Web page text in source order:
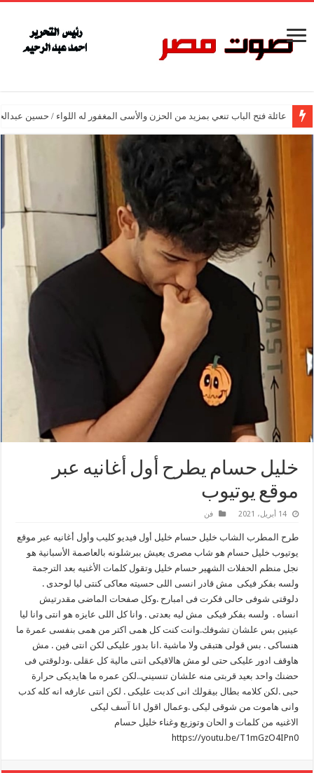
عائلة فتح الباب تنعي بمزيد من الحزن والأسى المغفور له اللواء / حسين
خليل حسام يطرح أول أغانيه عبر
موقع يوتيوب
14 أبريل، 2021 فن
طرح المطرب الشاب خليل حسام خليل أول فيديو كليب وأول أغانيه عبر موقع
يوتيوب خليل حسام هو شاب مصرى يعيش ببرشلونه بالعاصمة الأسبانية هو
نجل منظم الحفلات الشهير حسام خليل وتقول كلمات الأغنيه بعد الترجمة
ولسه بفكر فيكى مش قادر انسى اللى حسيته معاكى كنتى ليا لوحدى .
دلوقتى شوفى حالى فكرت فى امبارح .وكل صفحات الماضى مقدرتيش
انساه . ولسه بفكر فيكى مش ليه بعدتى . وانا كل اللى عايزه هو انتى وانا ليا
عينين بس علشان تشوفك.وانت كنت كل همى اكتر من همى بنفسى عمرة ما
هنساكى . بس قولى هتبقى ولا ماشية .انا بدور عليكى لكن انتى فين . مش
هاوقف ادور عليكى حتى لو مش هالاقيكى انتى مالية كل عقلى .ودلوقتي فى
حضنك واحد بعيد قربتى منه علشان تنسيني..لكن عمره ما هايديكى حرارة
حبى .لكن كلامه بطال بيقولك انى كدبت عليكى . لكن انتى عارفه انه كله كدب
وانى هاموت من شوقى ليكى .وعمال اقول انا آسف ليكى
الاغنيه من كلمات و الحان وتوزيع وغناء خليل حسام
https://youtu.be/T1mGzO4IPn0